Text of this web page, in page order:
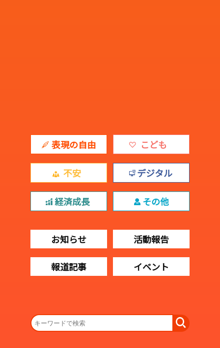
表現の自由 こども
不安 デジタル
経済成長 その他
お知らせ 活動報告
報道記事 イベント